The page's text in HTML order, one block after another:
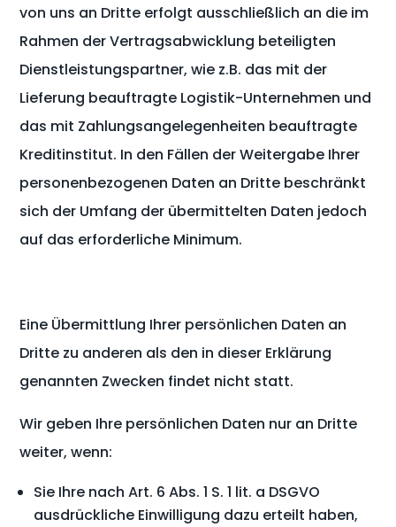
von uns an Dritte erfolgt ausschließlich an die im
Rahmen der Vertragsabwicklung beteiligten
Dienstleistungspartner, wie z.B. das mit der
Lieferung beauftragte Logistik-Unternehmen und
das mit Zahlungsangelegenheiten beauftragte
Kreditinstitut. In den Fällen der Weitergabe Ihrer
personenbezogenen Daten an Dritte beschränkt
sich der Umfang der übermittelten Daten jedoch
auf das erforderliche Minimum.
Eine Übermittlung Ihrer persönlichen Daten an
Dritte zu anderen als den in dieser Erklärung
genannten Zwecken findet nicht statt.
Wir geben Ihre persönlichen Daten nur an Dritte
weiter, wenn:
Sie Ihre nach Art. 6 Abs. 1 S. 1 lit. a DSGVO
ausdrückliche Einwilligung dazu erteilt haben,